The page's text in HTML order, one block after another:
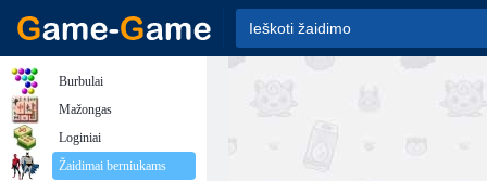
Burbulai
Mažongas
Loginiai
Žaidimai berniukams